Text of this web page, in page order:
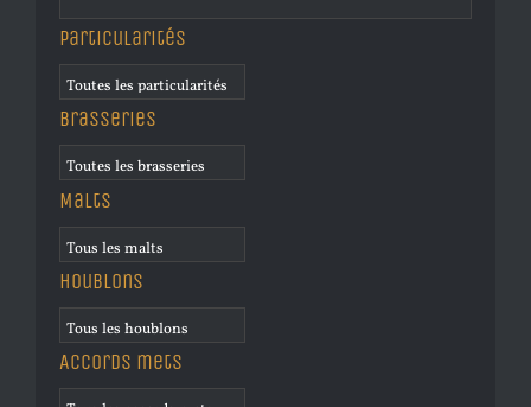
Particularités
Brasseries
Malts
Houblons
Accords mets